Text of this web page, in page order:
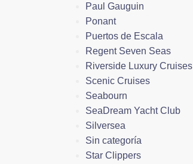
Paul Gauguin
Ponant
Puertos de Escala
Regent Seven Seas
Riverside Luxury Cruises
Scenic Cruises
Seabourn
SeaDream Yacht Club
Silversea
Sin categoría
Star Clippers